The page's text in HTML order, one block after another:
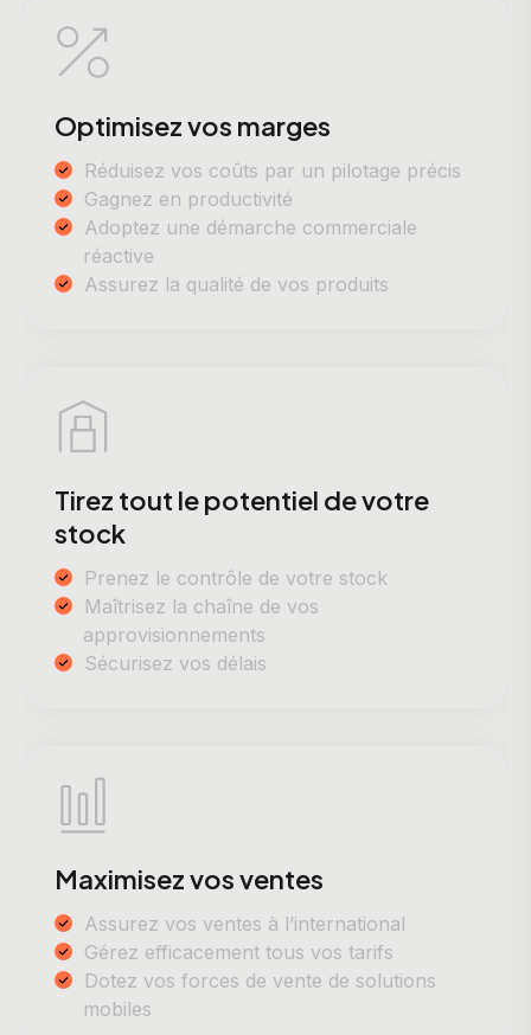
Optimisez vos marges
Réduisez vos coûts par un pilotage précis
Gagnez en productivité
Adoptez une démarche commerciale
réactive
Assurez la qualité de vos produits
Tirez tout le potentiel de votre
stock
Prenez le contrôle de votre stock
Maîtrisez la chaîne de vos
approvisionnements
Sécurisez vos délais
Maximisez vos ventes
Assurez vos ventes à l’international
Gérez efficacement tous vos tarifs
Dotez vos forces de vente de solutions
mobiles